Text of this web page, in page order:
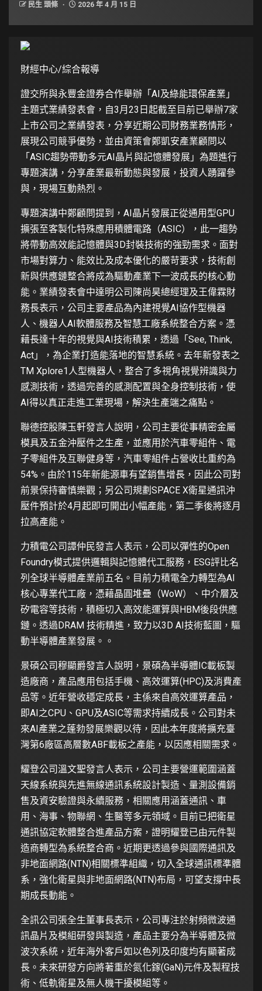
民生 頭條 2026 年 4 月 15 日
財經中心/綜合報導
證交所與永豐金證券合作舉辦「AI及綠能環保產業」
主題式業績發表會，自3月23日起截至目前已舉辦7家
上市公司之業績發表，分享近期公司財務業務情形，
展現公司競爭優勢，並由資策會鄭凱安產業顧問以
「ASIC趨勢帶動多元AI晶片與記憶體發展」為題進行
專題演講，分享產業最新動態與發展，投資人踴躍參
與，現場互動熱烈。
專題演講中鄭顧問提到，AI晶片發展正從通用型GPU
擴張至客製化特殊應用積體電路（ASIC），此一趨勢
將帶動高效能記憶體與3D封裝技術的強勁需求。面對
市場對算力、能效比及成本優化的嚴苛要求，技術創
新與供應鏈整合將成為驅動產業下一波成長的核心動
能。業績發表會中達明公司陳尚昊總經理及王偉霖財
務長表示，公司主要產品為內建視覺AI協作型機器
人、機器人AI軟體服務及智慧工廠系統整合方案。憑
藉長達十年的視覺與AI技術積累，透過「See, Think,
Act」，為企業打造能落地的智慧系統。去年新發表之
TM Xplore1人型機器人，整合了多視角視覺辨識與力
感測技術，透過完善的感測配置與全身控制技術，使
AI得以真正走進工業現場，解決生產端之痛點。
聯德控股陳玉軒發言人說明，公司主要從事精密金屬
模具及五金沖壓件之生產，並應用於汽車零組件、電
子零組件及互聯健身等，汽車零組件占營收比重約為
54%。由於115年新能源車有望銷售增長，因此公司對
前景保持審慎樂觀；另公司規劃SPACE X衛星通訊沖
壓件預計於4月起即可開出小幅產能，第二季後將逐月
拉高產能。
力積電公司譚仲民發言人表示，公司以彈性的Open
Foundry模式提供邏輯與記憶體代工服務，ESG評比名
列全球半導體產業前五名。目前力積電全力轉型為AI
核心專業代工廠，憑藉晶圓堆疊（WoW）、中介層及
矽電容等技術，積極切入高效能運算與HBM後段供應
鏈。透過DRAM 技術精進，致力以3D AI技術藍圖，驅
動半導體產業發展。。
景碩公司穆顯爵發言人說明，景碩為半導體IC載板製
造廠商，產品應用包括手機、高效運算(HPC)及消費產
品等。近年營收穩定成長，主係來自高效運算產品，
即AI之CPU、GPU及ASIC等需求持續成長。公司對未
來AI產業之蓬勃發展樂觀以待，因此本年度將擴充臺
灣第6廠區高層數ABF載板之產能，以因應相關需求。
耀登公司溫文聖發言人表示，公司主要營運範圍涵蓋
天線系統與先進無線通訊系統設計製造、量測設備銷
售及資安驗證與永續服務，相關應用涵蓋通訊、車
用、海事、物聯網、生醫等多元領域。目前已把衛星
通訊協定軟體整合進產品方案，證明耀登已由元件製
造商轉型為系統整合商。近期更透過參與國際通訊及
非地面網路(NTN)相關標準組織，切入全球通訊標準體
系，強化衛星與非地面網路(NTN)布局，可望支撐中長
期成長動能。
全訊公司張全生董事長表示，公司專注於射頻微波通
訊晶片及模組研發與製造，產品主要分為半導體及微
波次系統，近年海外客戶如以色列及印度均有顯著成
長。未來研發方向將著重於氮化鎵(GaN)元件及製程技
術、低軌衛星及無人機干擾模組等。